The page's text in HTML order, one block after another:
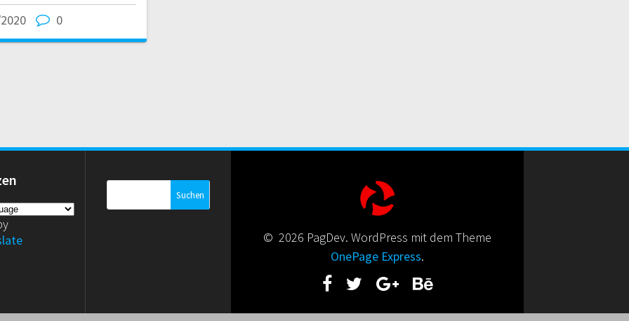
0
© 2026 PagDev. WordPress mit dem Theme
OnePage Express.